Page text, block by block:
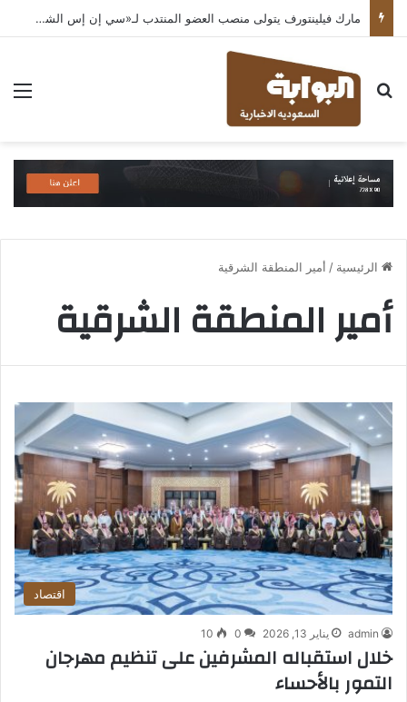
مارك فيلينتورف يتولى منصب العضو المنتدب لـ«سي إن إس الشرق الأوسط» ويشرف على شركات قطاع التكنولوجيا ضمن مجموعة غباش
بحث عن
الرئيسية / أمير المنطقة الشرقية
أمير المنطقة الشرقية
اقتصاد
admin يناير 13, 2026 0
10
خلال استقباله المشرفين على تنظيم مهرجان
التمور بالأحساء